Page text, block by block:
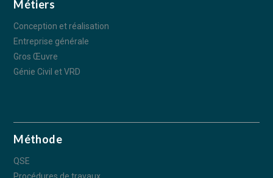
Métiers
Conception et réalisation
Entreprise générale
Gros Œuvre
Génie Civil et VRD
Méthode
QSE